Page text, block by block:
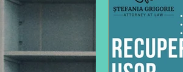
Insolventa